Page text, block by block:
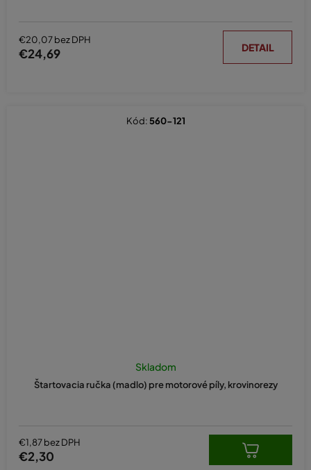
€20,07 bez DPH
€24,69 DETAIL
Štartovacia ručka (madlo) pre motorové píly, krovinorezy
Skladom
€1,87 bez DPH
€2,30
Kód: 560-121